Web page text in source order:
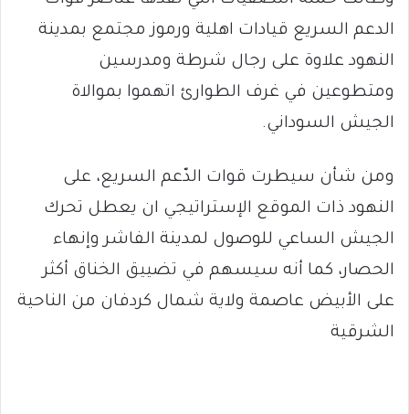
الدعم السريع قيادات اهلية ورموز مجتمع بمدينة
النهود علاوة على رجال شرطة ومدرسين
ومتطوعين في غرف الطوارئ اتهموا بموالاة
الجيش السوداني.
ومن شأن سيطرت قوات الدّعم السريع، على
النهود ذات الموقع الإستراتيجي ان يعطل تحرك
الجيش الساعي للوصول لمدينة الفاشر وإنهاء
الحصار، كما أنه سيسهم في تضييق الخناق أكثر
على الأبيض عاصمة ولاية شمال كردفان من الناحية
الشرقية